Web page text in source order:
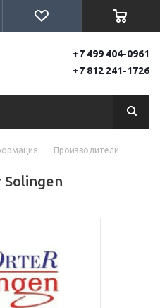
+7 499 404-0961
+7 812 241-1726
- Производители